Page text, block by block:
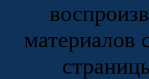
материалов